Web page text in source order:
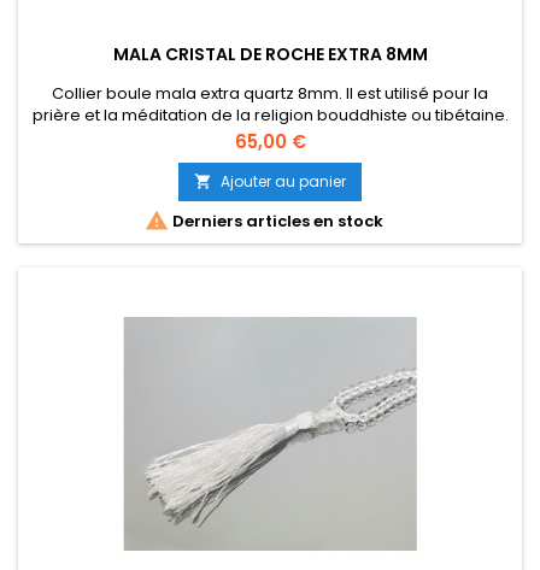
MALA CRISTAL DE ROCHE EXTRA 8MM
Collier boule mala extra quartz 8mm. Il est utilisé pour la
prière et la méditation de la religion bouddhiste ou tibétaine.
Ce mala est composé de 108 unités de boules de 8 mm et 1
unité de boules de 10 mm. Longueur collier 88cm, longueur
moyenne fermé 44cm.
Prix
65,00 €
 Ajouter au panier
 Derniers articles en stock